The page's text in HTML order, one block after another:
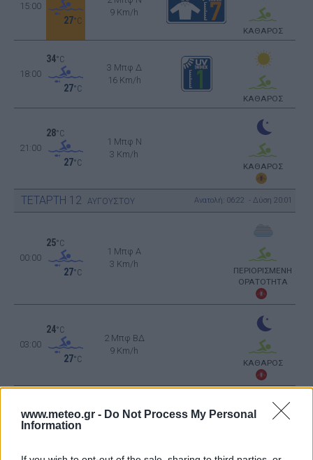
www.meteo.gr - Do Not Process My Personal
Information
15:00
27°C
9 Km/h
ΚΑΘΑΡΟΣ
18:00
34°C
27°C
3 Μπφ Δ
16 Km/h
ΚΑΘΑΡΟΣ
21:00
28°C
27°C
1 Μπφ N
3 Km/h
ΚΑΘΑΡΟΣ
ΤΕΤΑΡΤΗ 12 ΑΥΓΟΥΣΤΟΥ Ανατολή: 06:22 - Δύση 20:01
00:00
25°C
27°C
1 Μπφ Α
3 Km/h
ΠΕΡΙΟΡΙΣΜΕΝΗ
ΟΡΑΤΟΤΗΤΑ
03:00
24°C
27°C
2 Μπφ ΒΔ
9 Km/h
ΚΑΘΑΡΟΣ
06:00
23°C
ΟΡΑΤΟΤΗΤΑ